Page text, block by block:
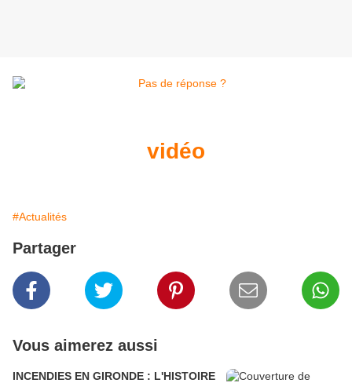
vidéo
#Actualités
Partager
Vous aimerez aussi
INCENDIES EN GIRONDE : L'HISTOIRE